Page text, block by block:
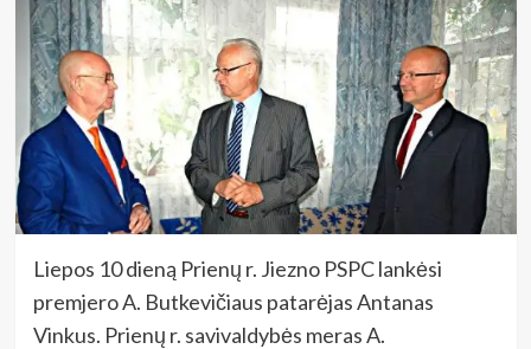
Liepos 10 dieną Prienų r. Jiezno PSPC lankėsi
premjero A. Butkevičiaus patarėjas Antanas
Vinkus. Prienų r. savivaldybės meras A.